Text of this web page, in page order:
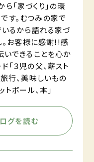
「家づくり」の環
す。むつみの家で
いるから語れる家づ
お客様に感謝!!感
できることを心か
「３児の父、薪スト
旅行、美味しいもの
トボール、本」
グを読む